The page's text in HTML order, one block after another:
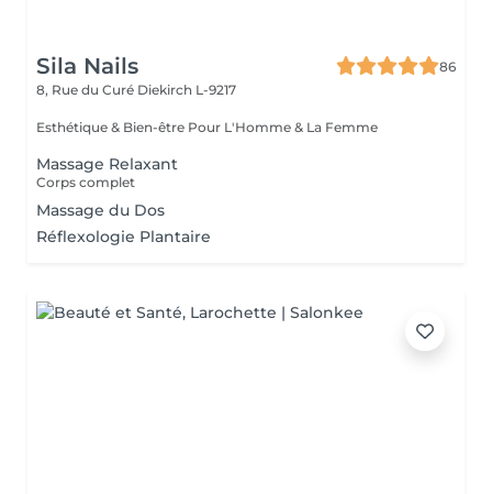
Sila Nails
86
8, Rue du Curé Diekirch L-9217
Esthétique & Bien-être Pour L'Homme & La Femme
Massage Relaxant
Corps complet
Massage du Dos
Réflexologie Plantaire